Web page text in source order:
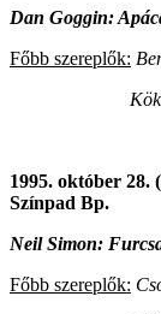
Dan Goggin:
Főbb szereplők:
1995. október 28.
Színpad Bp.
Neil Simon:
Főbb szereplők: